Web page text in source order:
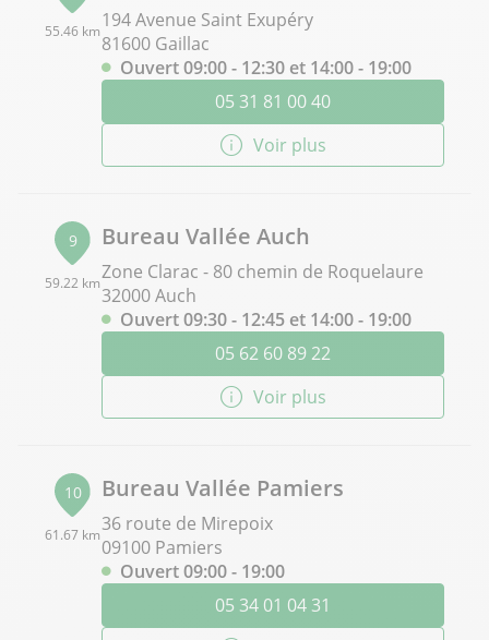
55.46 km194 Avenue Saint Exupéry
81600 Gaillac
Ouvert 09:00 - 12:30 et 14:00 - 19:00
05 31 81 00 40
Voir plus
9
59.22 km
Bureau Vallée Auch
Zone Clarac - 80 chemin de Roquelaure
32000 Auch
Ouvert 09:30 - 12:45 et 14:00 - 19:00
05 62 60 89 22
Voir plus
10
61.67 km
Bureau Vallée Pamiers
36 route de Mirepoix
09100 Pamiers
Ouvert 09:00 - 19:00
05 34 01 04 31